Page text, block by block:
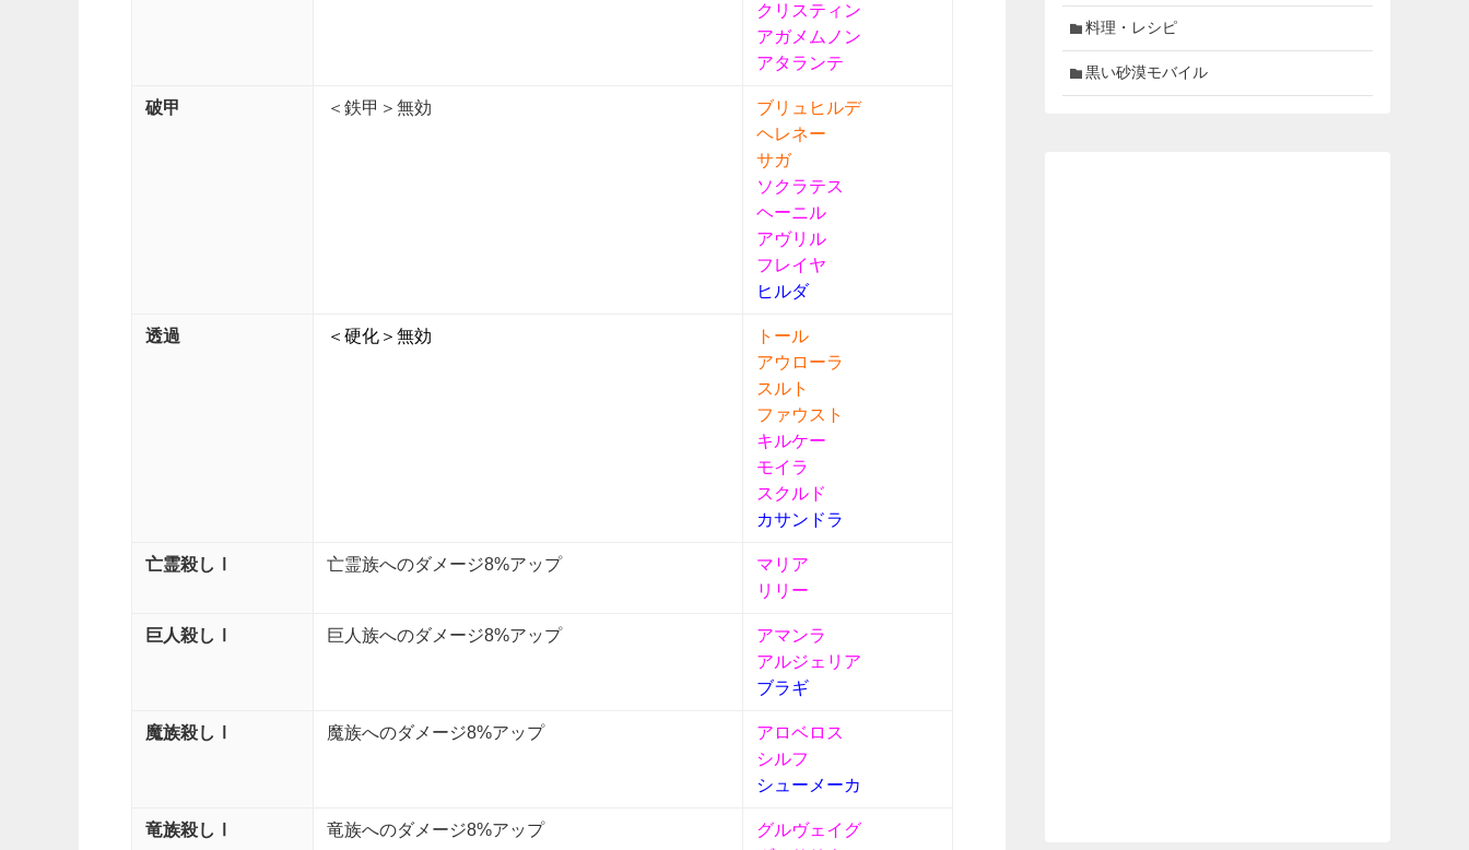
クリスティン
アガメムノン
アタランテ
破甲 ＜鉄甲＞無効
ブリュヒルデ
ヘレネー
サガ
ソクラテス
ヘーニル
アヴリル
フレイヤ
ヒルダ
透過 ＜硬化＞無効
トール
アウローラ
スルト
ファウスト
キルケー
モイラ
スクルド
カサンドラ
亡霊殺しⅠ 亡霊族へのダメージ8%アップ
マリア
リリー
巨人殺しⅠ 巨人族へのダメージ8%アップ
アマンラ
アルジェリア
ブラギ
魔族殺しⅠ 魔族へのダメージ8%アップ
アロベロス
シルフ
シューメーカ
竜族殺しⅠ 竜族へのダメージ8%アップ
グルヴェイグ
料理・レシピ
黒い砂漠モバイル